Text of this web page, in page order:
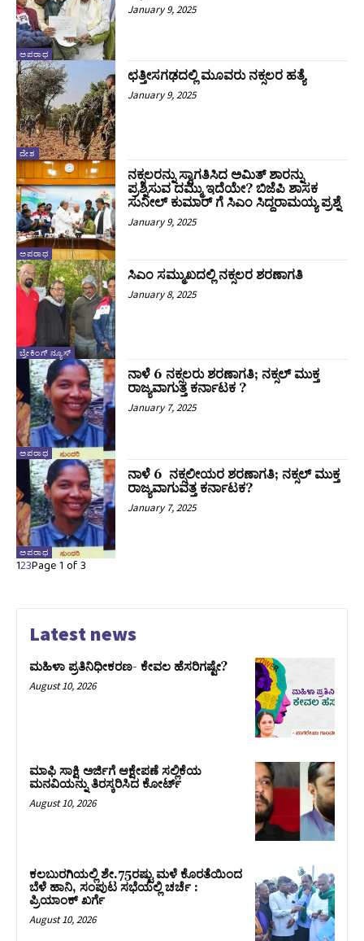
ಅಪರಾಧ
January 9, 2025
ದೇಶ
ಛತ್ತೀಸಗಢದಲ್ಲಿ ಮೂವರು ನಕ್ಸಲರ ಹತ್ಯೆ
January 9, 2025
ಅಪರಾಧ
ನಕ್ಸಲರನ್ನು ಸ್ವಾಗತಿಸಿದ ಅಮಿತ್‌ ಶಾರನ್ನು
ಪ್ರಶ್ನಿಸುವ ದಮ್ಮು ಇದೆಯೇ? ಬಿಜೆಪಿ ಶಾಸಕ
ಸುನೀಲ್ ಕುಮಾರ್ ಗೆ ಸಿಎಂ ಸಿದ್ದರಾಮಯ್ಯ ಪ್ರಶ್ನೆ
January 9, 2025
ಬ್ರೇಕಿಂಗ್ ನ್ಯೂಸ್
ಸಿಎಂ ಸಮ್ಮುಖದಲ್ಲಿ ನಕ್ಸಲರ ಶರಣಾಗತಿ
January 8, 2025
ಅಪರಾಧ
ನಾಳೆ 6 ನಕ್ಸಲರು ಶರಣಾಗತಿ; ನಕ್ಸಲ್‌ ಮುಕ್ತ
ರಾಜ್ಯವಾಗುತ್ತ ಕರ್ನಾಟಕ ?
January 7, 2025
ಅಪರಾಧ
ನಾಳೆ 6 ನಕ್ಸಲೀಯರ ಶರಣಾಗತಿ; ನಕ್ಸಲ್‌ ಮುಕ್ತ
ರಾಜ್ಯವಾಗುವತ್ತ ಕರ್ನಾಟಕ?
January 7, 2025
123Page 1 of 3
Latest news
ಮಹಿಳಾ ಪ್ರತಿನಿಧೀಕರಣ- ಕೇವಲ ಹೆಸರಿಗಷ್ಟೇ?
August 10, 2026
ಮಾಫಿ ಸಾಕ್ಷಿ ಅರ್ಜಿಗೆ ಆಕ್ಷೇಪಣೆ ಸಲ್ಲಿಕೆಯ
ಮನವಿಯನ್ನು ತಿರಸ್ಕರಿಸಿದ ಕೋರ್ಟ್‌
August 10, 2026
ಕಲಬುರಗಿಯಲ್ಲಿ ಶೇ.75ರಷ್ಟು ಮಳೆ ಕೊರತೆಯಿಂದ
ಬೆಳೆ ಹಾನಿ, ಸಂಪುಟ‌ ಸಭೆಯಲ್ಲಿ ಚರ್ಚೆ :
ಪ್ರಿಯಾಂಕ್ ಖರ್ಗೆ
August 10, 2026